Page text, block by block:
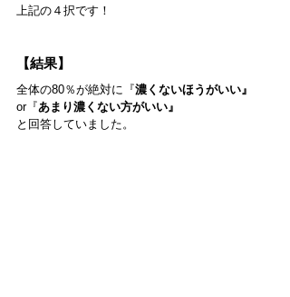
上記の４択です！
【結果】
全体の80％が絶対に『濃くないほうがいい』
or『あまり濃くない方がいい』
と回答していました。